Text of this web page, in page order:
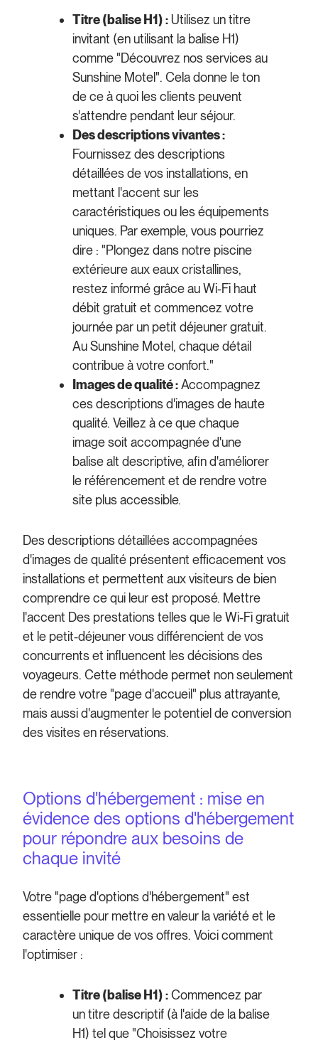
Titre (balise H1) : Utilisez un titre
invitant (en utilisant la balise H1)
comme "Découvrez nos services au
Sunshine Motel". Cela donne le ton
de ce à quoi les clients peuvent
s'attendre pendant leur séjour.
Des descriptions vivantes :
Fournissez des descriptions
détaillées de vos installations, en
mettant l'accent sur les
caractéristiques ou les équipements
uniques. Par exemple, vous pourriez
dire : "Plongez dans notre piscine
extérieure aux eaux cristallines,
restez informé grâce au Wi-Fi haut
débit gratuit et commencez votre
journée par un petit déjeuner gratuit.
Au Sunshine Motel, chaque détail
contribue à votre confort."
Images de qualité :Accompagnez
ces descriptions d'images de haute
qualité. Veillez à ce que chaque
image soit accompagnée d'une
balise alt descriptive, afin d'améliorer
le référencement et de rendre votre
site plus accessible.
Des descriptions détaillées accompagnées
d'images de qualité présentent efficacement vos
installations et permettent aux visiteurs de bien
comprendre ce qui leur est proposé. Mettre
l'accent Des prestations telles que le Wi-Fi gratuit
et le petit-déjeuner vous différencient de vos
concurrents et influencent les décisions des
voyageurs. Cette méthode permet non seulement
de rendre votre "page d'accueil" plus attrayante,
mais aussi d'augmenter le potentiel de conversion
des visites en réservations.
Options d'hébergement : mise en
évidence des options d'hébergement
pour répondre aux besoins de
chaque invité
Votre "page d'options d'hébergement" est
essentielle pour mettre en valeur la variété et le
caractère unique de vos offres. Voici comment
l'optimiser :
Titre (balise H1) :Commencez par
un titre descriptif (à l'aide de la balise
H1) tel que "Choisissez votre